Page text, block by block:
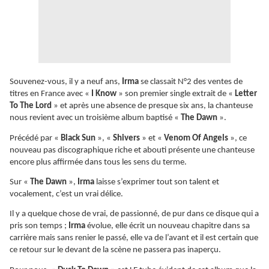
Souvenez-vous, il y a neuf ans, Irma se classait N°2 des ventes de
titres en France avec « I Know » son premier single extrait de « Letter
To The Lord » et après une absence de presque six ans, la chanteuse
nous revient avec un troisième album baptisé « The Dawn ».
Précédé par « Black Sun », « Shivers » et « Venom Of Angels », ce
nouveau pas discographique riche et abouti présente une chanteuse
encore plus affirmée dans tous les sens du terme.
Sur « The Dawn », Irma laisse s’exprimer tout son talent et
vocalement, c’est un vrai délice.
Il y a quelque chose de vrai, de passionné, de pur dans ce disque qui a
pris son temps ; Irma évolue, elle écrit un nouveau chapitre dans sa
carrière mais sans renier le passé, elle va de l’avant et il est certain que
ce retour sur le devant de la scène ne passera pas inaperçu.